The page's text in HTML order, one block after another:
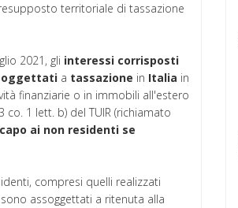
territoriale di tassazione
2021, gli interessi corrisposti
a tassazione in Italia in
finanziarie o in immobili all'estero
1 lett. b) del TUIR (richiamato
ai non residenti se
compresi quelli realizzati
assoggettati a ritenuta alla